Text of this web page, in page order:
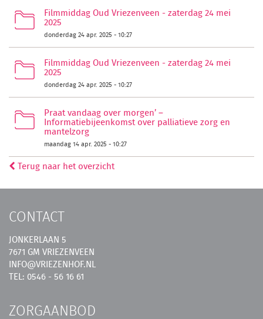
Filmmiddag Oud Vriezenveen - zaterdag 24 mei
2025
donderdag 24 apr. 2025 - 10:27
Filmmiddag Oud Vriezenveen - zaterdag 24 mei
2025
donderdag 24 apr. 2025 - 10:27
Praat vandaag over morgen’ –
Informatiebijeenkomst over palliatieve zorg en
mantelzorg
maandag 14 apr. 2025 - 10:27
Terug naar het overzicht
CONTACT
JONKERLAAN 5
7671 GM VRIEZENVEEN
INFO@VRIEZENHOF.NL
TEL: 0546 - 56 16 61
ZORGAANBOD